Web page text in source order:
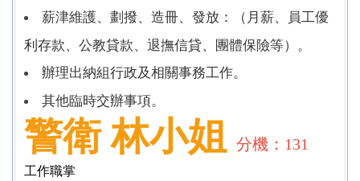
薪津維護、劃撥、造冊、發放：（月薪、員工優
利存款、公教貸款、退撫信貸、團體保險等）。
辦理出納組行政及相關事務工作。
其他臨時交辦事項。
警衛林小姐 分機：131
工作職掌